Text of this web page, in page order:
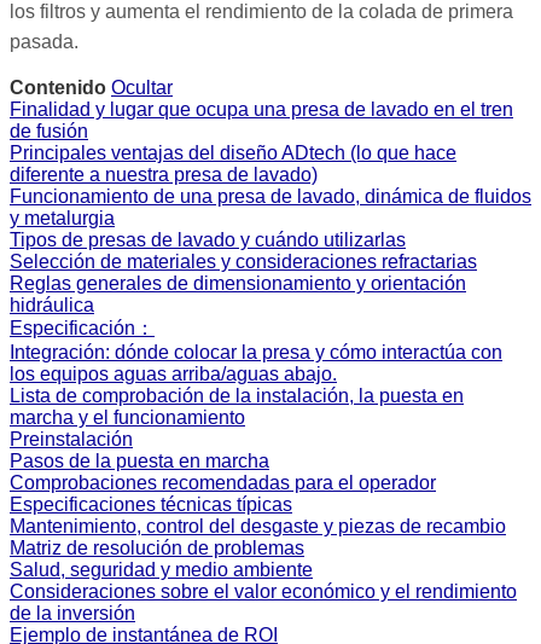
los filtros y aumenta el rendimiento de la colada de primera
pasada.
Contenido Ocultar
Finalidad y lugar que ocupa una presa de lavado en el tren
de fusión
Principales ventajas del diseño ADtech (lo que hace
diferente a nuestra presa de lavado)
Funcionamiento de una presa de lavado, dinámica de fluidos
y metalurgia
Tipos de presas de lavado y cuándo utilizarlas
Selección de materiales y consideraciones refractarias
Reglas generales de dimensionamiento y orientación
hidráulica
Especificación：
Integración: dónde colocar la presa y cómo interactúa con
los equipos aguas arriba/aguas abajo.
Lista de comprobación de la instalación, la puesta en
marcha y el funcionamiento
Preinstalación
Pasos de la puesta en marcha
Comprobaciones recomendadas para el operador
Especificaciones técnicas típicas
Mantenimiento, control del desgaste y piezas de recambio
Matriz de resolución de problemas
Salud, seguridad y medio ambiente
Consideraciones sobre el valor económico y el rendimiento
de la inversión
Ejemplo de instantánea de ROI